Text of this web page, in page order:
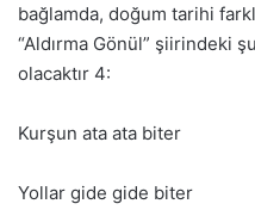
bağlamda, doğum tarihi
“Aldırma Gönül” şiirindeki
olacaktır 4:
Kurşun ata ata biter
Yollar gide gide biter